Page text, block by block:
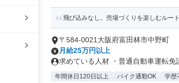
飛び込みなし。売場づくりを楽しむルー
〒584-0021大阪府富田林市中野町
月給25万円以上
求めている人材 ・普通自動車運転免
年間休日120日以上 バイク通勤OK 学歴